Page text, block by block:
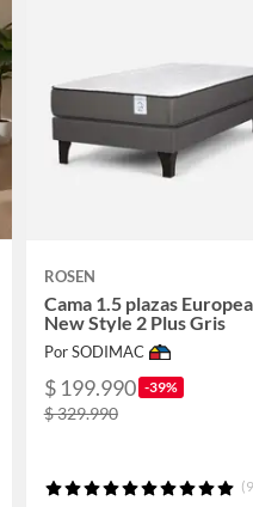
ROSEN
Cama 1.5 plazas Europea
New Style 2 Plus Gris
Por SODIMAC
$ 199.990 -39%
$ 329.990